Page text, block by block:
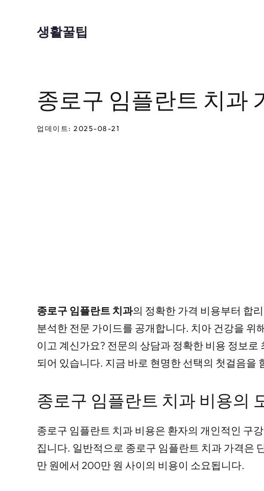
생활꿀팁
종로구 임플란트 치과
업데이트: 2025-08-21
종로구 임플란트 치과의 정확한 가격 비용부터 합
분석한 전문 가이드를 공개합니다. 치아 건강을 위
이고 계신가요? 전문의 상담과 정확한 비용 정보
되어 있습니다. 지금 바로 현명한 선택의 첫걸음을
종로구 임플란트 치과 비용의
종로구 임플란트 치과 비용은 환자의 개인적인 구
집니다. 일반적으로 종로구 임플란트 치과 가격은
만 원에서 200만 원 사이의 비용이 소요됩니다.